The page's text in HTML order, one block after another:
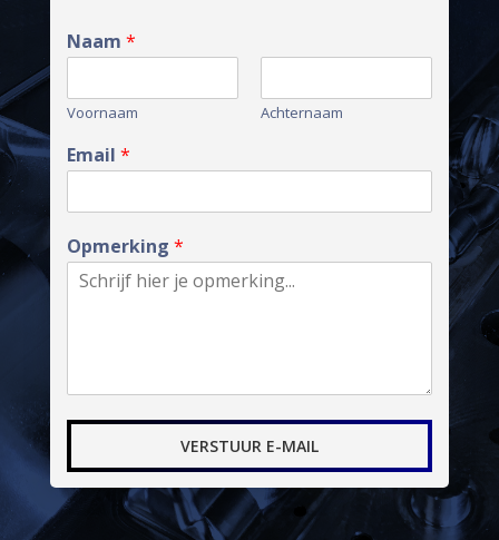
Naam *
Voornaam Achternaam
Email *
Opmerking *
VERSTUUR E-MAIL